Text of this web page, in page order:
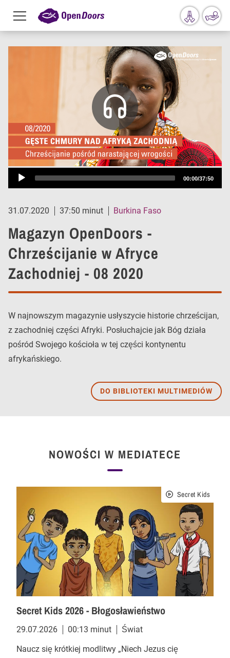
Menu
toggle
Audio-
00:00/37:50
31.07.2020 37:50 minut Burkina Faso
Magazyn OpenDoors -
Chrześcijanie w Afryce
Zachodniej - 08 2020
W najnowszym magazynie usłyszycie historie chrześcijan,
z zachodniej części Afryki. Posłuchajcie jak Bóg działa
pośród Swojego kościoła w tej części kontynentu
afrykańskiego.
DO BIBLIOTEKI MULTIMEDIÓW
NOWOŚCI W MEDIATECE
Secret Kids
Secret Kids 2026 - Błogosławieństwo
29.07.2026 00:13 minut
Świat
Naucz się krótkiej modlitwy „Niech Jezus cię